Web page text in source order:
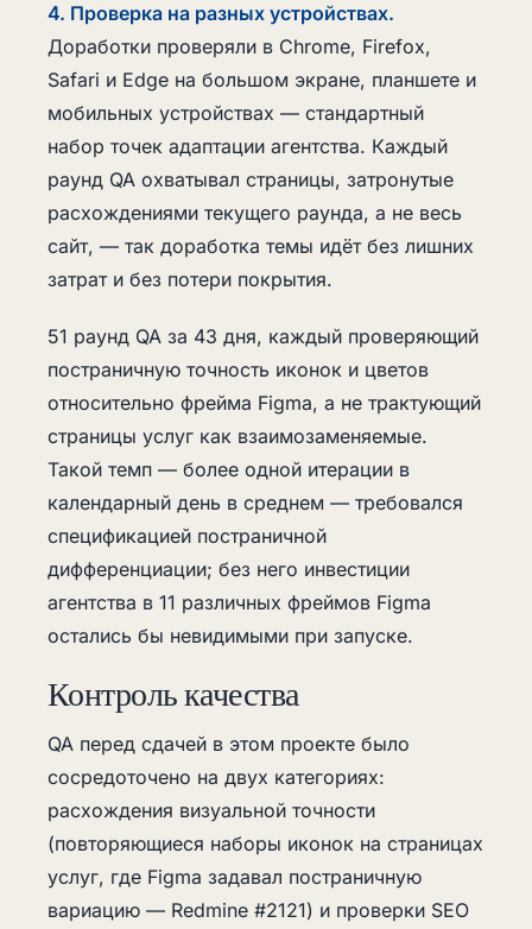
4. Проверка на разных устройствах.
Доработки проверяли в Chrome, Firefox,
Safari и Edge на большом экране, планшете и
мобильных устройствах — стандартный
набор точек адаптации агентства. Каждый
раунд QA охватывал страницы, затронутые
расхождениями текущего раунда, а не весь
сайт, — так доработка темы идёт без лишних
затрат и без потери покрытия.
51 раунд QA за 43 дня, каждый проверяющий
постраничную точность иконок и цветов
относительно фрейма Figma, а не трактующий
страницы услуг как взаимозаменяемые.
Такой темп — более одной итерации в
календарный день в среднем — требовался
спецификацией постраничной
дифференциации; без него инвестиции
агентства в 11 различных фреймов Figma
остались бы невидимыми при запуске.
Контроль качества
QA перед сдачей в этом проекте было
сосредоточено на двух категориях:
расхождения визуальной точности
(повторяющиеся наборы иконок на страницах
услуг, где Figma задавал постраничную
вариацию — Redmine #2121) и проверки SEO